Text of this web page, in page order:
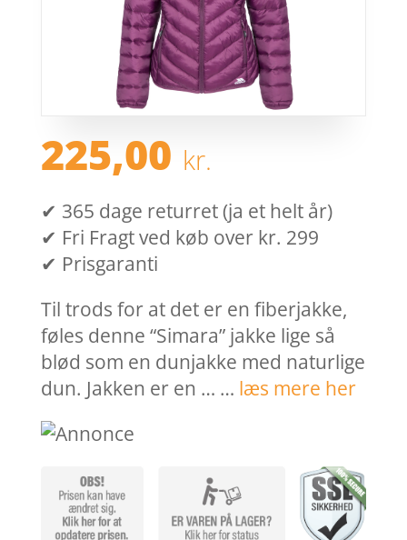
225,00 kr.
✔ 365 dage returret (ja et helt år)
✔ Fri Fragt ved køb over kr. 299
✔ Prisgaranti
Til trods for at det er en fiberjakke,
føles denne “Simara” jakke lige så
blød som en dunjakke med naturlige
dun. Jakken er en … … læs mere her